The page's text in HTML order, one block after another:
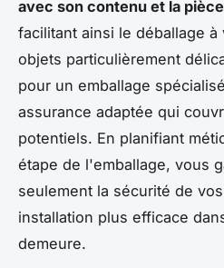
avec son contenu et la
facilitant ainsi le déballage
objets particulièrement
pour un emballage
assurance adaptée qui
potentiels. En planifiant
étape de l'emballage, vous
seulement la sécurité de
installation plus efficace
demeure.